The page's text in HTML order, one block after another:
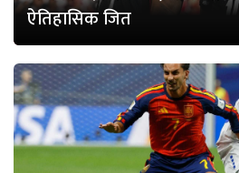
ऐतिहासिक जित